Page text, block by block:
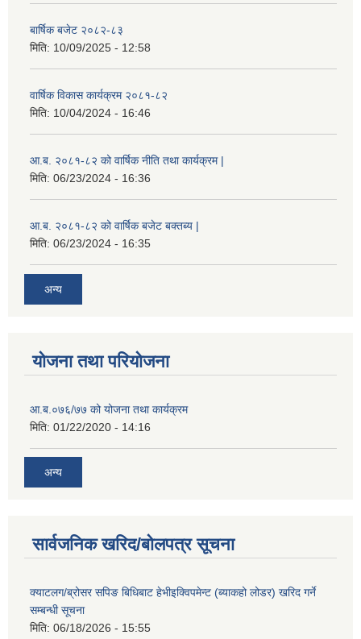
बार्षिक बजेट २०८२-८३
मिति: 10/09/2025 - 12:58
वार्षिक विकास कार्यक्रम २०८१-८२
मिति: 10/04/2024 - 16:46
आ.ब. २०८१-८२ को वार्षिक नीति तथा कार्यक्रम |
मिति: 06/23/2024 - 16:36
आ.ब. २०८१-८२ को वार्षिक बजेट बक्तब्य |
मिति: 06/23/2024 - 16:35
अन्य
योजना तथा परियोजना
आ.ब.०७६/७७ को योजना तथा कार्यक्रम
मिति: 01/22/2020 - 14:16
अन्य
सार्वजनिक खरिद/बोलपत्र सूचना
क्याटलग/ब्रोसर सपिङ बिधिबाट हेभीइक्विपमेन्ट (ब्याकहो लोडर) खरिद गर्ने
सम्बन्धी सूचना
मिति: 06/18/2026 - 15:55